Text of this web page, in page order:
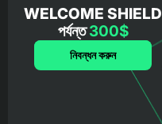
WELCOME SHIELD
পর্যন্ত300$
নিবন্ধন করুন